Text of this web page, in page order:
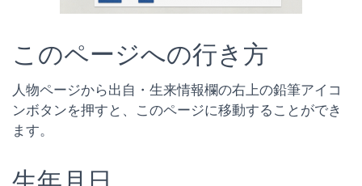
このページへの行き方
人物ページから出自・生来情報欄の右上の鉛筆アイコ
ンボタンを押すと、このページに移動することができ
ます。